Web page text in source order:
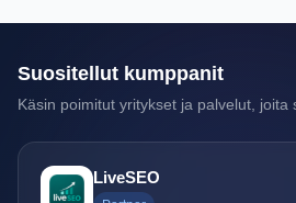
Suositellut kumppanit
Käsin poimitut yritykset ja palvelut, joita
LiveSEO